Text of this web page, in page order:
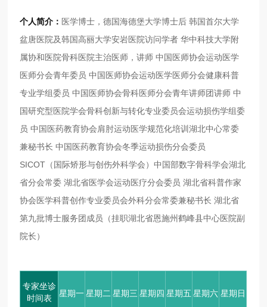
个人简介： 医学博⼠，德国海德堡⼤学博⼠后 韩国⾸尔⼤学
盆唐医院及韩国⾼丽⼤学安岩医院访问学者 华中科技⼤学附
属协和医院⻣科医院主治医师，讲师 中国医师协会运动医学
医师分会⻘年委员 中国医师协会运动医学医师分会健康科普
专业学组委员 中国医师协会⻣科医师分会⻘年讲师团讲师 中
国研究型医院学会⻣科创新与转化专业委员会运动损伤学组委
员 中国医药教育协会肩肘运动医学规范化培训湖北中⼼常委
兼秘书⻓ 中国医药教育协会冬季运动损伤分会委员
SICOT（国际矫形与创伤外科学会）中国部数字⻣科学会湖北
省分会常委 湖北省医学会运动医疗分会委员 湖北省科普作家
协会医学科普创作专业委员会外科分会常委兼秘书⻓ 湖北省
第九批博⼠服务团成员（挂职湖北省恩施州鹤峰县中⼼医院副
院⻓）
专家坐诊
时间表
星期一 星期二 星期三 星期四 星期五 星期六 星期日